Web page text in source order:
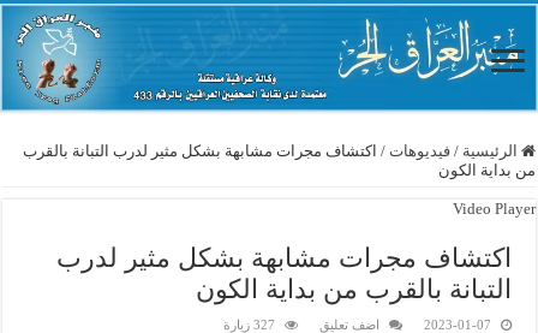
الرئيسية / فيديوهات / اكتشاف مجرات مشابهة بشكل مثير لدرب التبانة بالقرب
من بداية الكون
Video Player
اكتشاف مجرات مشابهة بشكل مثير لدرب
التبانة بالقرب من بداية الكون
2023-01-07 اضف تعليق 327 زيارة